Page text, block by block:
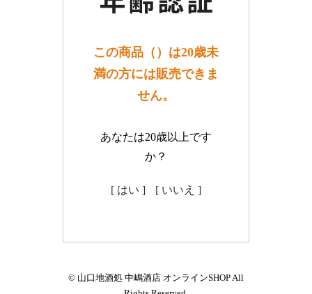
この商品（）は20歳未
満の方には販売できま
せん。
あなたは20歳以上です
か？
[ はい ] [ いいえ ]
© 山口地酒処 中嶋酒店 オンラインSHOP All